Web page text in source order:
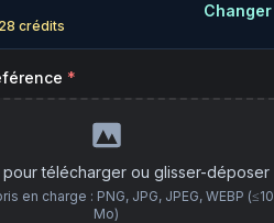
28 crédits
Changer
*
pour télécharger ou glisser-déposer
en charge : PNG, JPG, JPEG, WEBP (≤10
Mo)